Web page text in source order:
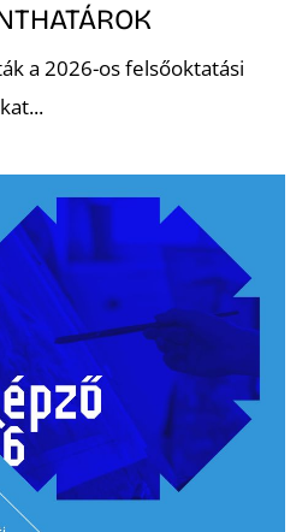
a 2026-os felsőoktatási